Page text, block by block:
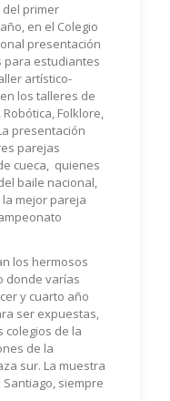
del primer
en el Colegio
presentación
para estudiantes
artístico-
los talleres de
Folklore,
presentación
parejas
cueca, quienes
baile nacional,
mejor pareja
los hermosos
donde varías
y cuarto año
ser expuestas,
de la
de la
sur. La muestra
siempre